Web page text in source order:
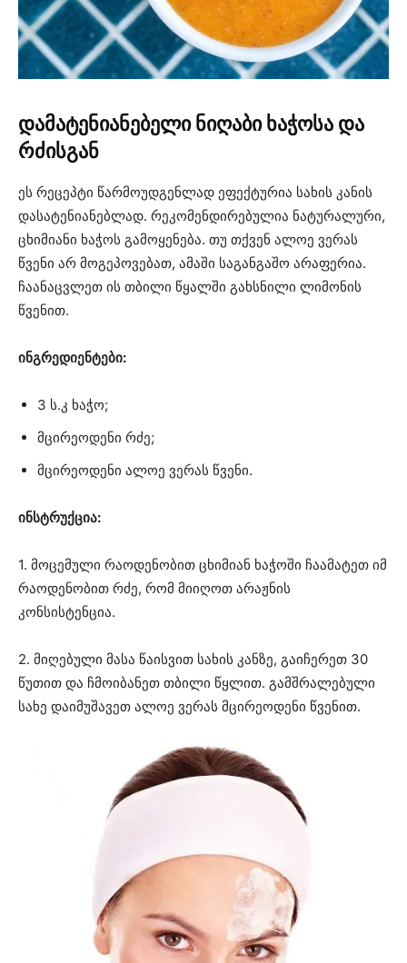
დამატენიანებელი ნიღაბი ხაჭოსა და
რძისგან
ეს რეცეპტი წარმოუდგენლად ეფექტურია სახის კანის
დასატენიანებლად. რეკომენდირებულია ნატურალური,
ცხიმიანი ხაჭოს გამოყენება. თუ თქვენ ალოე ვერას
წვენი არ მოგეპოვებათ, ამაში საგანგაშო არაფერია.
ჩაანაცვლეთ ის თბილი წყალში გახსნილი ლიმონის
წვენით.
ინგრედიენტები:
3 ს.კ ხაჭო;
მცირეოდენი რძე;
მცირეოდენი ალოე ვერას წვენი.
ინსტრუქცია:
1. მოცემული რაოდენობით ცხიმიან ხაჭოში ჩაამატეთ იმ
რაოდენობით რძე, რომ მიიღოთ არაჟნის
კონსისტენცია.
2. მიღებული მასა წაისვით სახის კანზე, გაიჩერეთ 30
წუთით და ჩმოიბანეთ თბილი წყლით. გამშრალებული
სახე დაიმუშავეთ ალოე ვერას მცირეოდენი წვენით.